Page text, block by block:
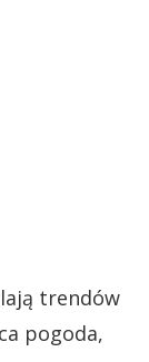
trendów
pogoda,